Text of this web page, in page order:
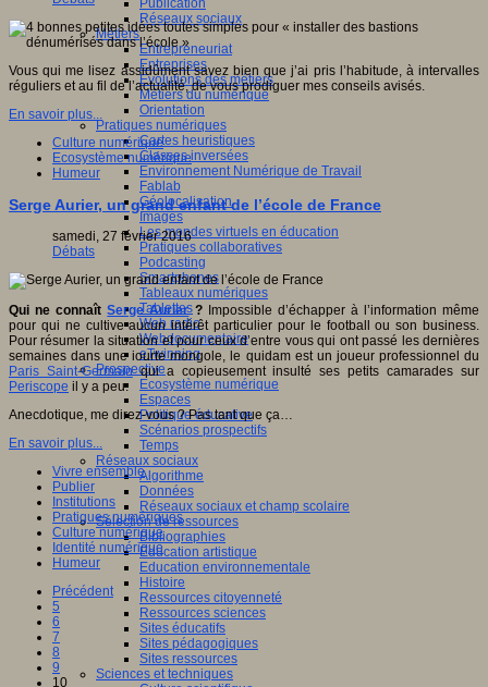
Publication
Réseaux sociaux
Métiers
Entrepreneuriat
Entreprises
Evolutions des métiers
Métiers du numérique
Orientation
Pratiques numériques
Cartes heuristiques
Classes inversées
Environnement Numérique de Travail
Fablab
Géolocalisation
Images
Les mondes virtuels en éducation
Pratiques collaboratives
Podcasting
Smartphones
Tableaux numériques
Tablettes
Web radio
Webdocumentaire
eTwinning
Prospective
Ecosystème numérique
Espaces
Politique éducative
Scénarios prospectifs
Temps
Réseaux sociaux
Algorithme
Données
Réseaux sociaux et champ scolaire
Sélection de ressources
Bibliographies
Education artistique
Education environnementale
Histoire
Ressources citoyenneté
Ressources sciences
Sites éducatifs
Sites pédagogiques
Sites ressources
Sciences et techniques
Vous qui me lisez assidûment savez bien que j’ai pris l’habitude, à intervalles
réguliers et au fil de l’actualité, de vous prodiguer mes conseils avisés.
En savoir plus...
Culture numérique
Ecosystème numérique
Humeur
Serge Aurier, un grand enfant de l’école de France
samedi, 27 février 2016
Débats
Qui ne connaîtSerge Aurier?Impossible d’échapper à l’information même
pour qui ne cultive aucun intérêt particulier pour le football ou son business.
Pour résumer la situation et pour ceux d’entre vous qui ont passé les dernières
semaines dans une iourte mongole, le quidam est un joueur professionnel du
Paris Saint-Germainqui a copieusement insulté ses petits camarades sur
Periscope il y a peu.
Anecdotique, me direz-vous ? Pas tant que ça…
En savoir plus...
Vivre ensemble
Publier
Institutions
Pratiques numériques
Culture numérique
Identité numérique
Humeur
Précédent
5
6
7
8
9
10